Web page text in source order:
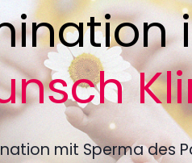
mit Sperma des